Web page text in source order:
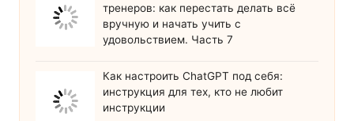
тренеров: как перестать делать всё
вручную и начать учить с
удовольствием. Часть 7
Как настроить ChatGPT под себя:
инструкция для тех, кто не любит
инструкции